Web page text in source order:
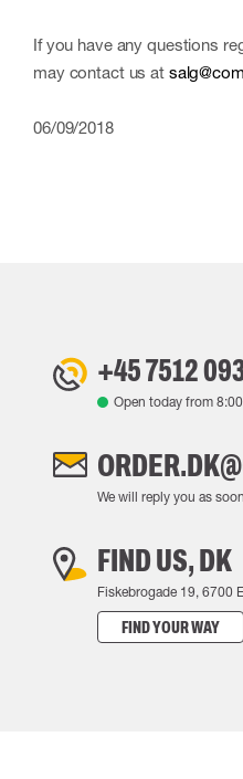
If you have any questions
may contact us at
06/09/2018
+45 7512
Open today from
We will reply you as
FIND US, DK
Fiskebrogade 19, 6700
FIND YOUR WAY